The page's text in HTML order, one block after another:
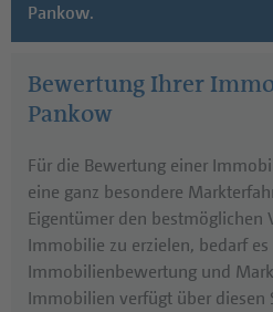
Ortsteil.
Sie suchen einen seriösen
Verkauf Ihrer Immobilie - wir
Pankow.
Bewertung Ihrer
Pankow
Für die Bewertung einer
eine ganz besondere
Eigentümer den bestmöglichen
Immobilie zu erzielen, bedarf es
Immobilienbewertung und
Immobilien verfügt über diesen